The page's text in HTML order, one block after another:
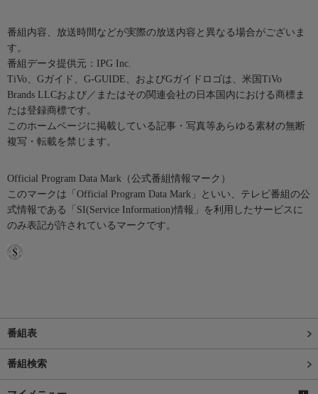
番組内容、放送時間などが実際の放送内容と異なる場合がございま
す。
番組データ提供元：IPG Inc.
TiVo、Gガイド、G-GUIDE、およびGガイドロゴは、米国TiVo
Brands LLCおよび／またはその関連会社の日本国内における商標ま
たは登録商標です。
このホームページに掲載している記事・写真等あらゆる素材の無断
複写・転載を禁じます。
Official Program Data Mark（公式番組情報マーク）
このマークは「Official Program Data Mark」といい、テレビ番組の公
式情報である「SI(Service Information)情報」を利用したサービスに
のみ表記が許されているマークです。
番組表
番組検索